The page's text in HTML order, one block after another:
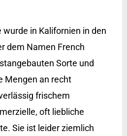
wurde in Kalifornien in den
dem Namen French
Sorte und
Mengen an recht
frischem
oft liebliche
Sie ist leider ziemlich